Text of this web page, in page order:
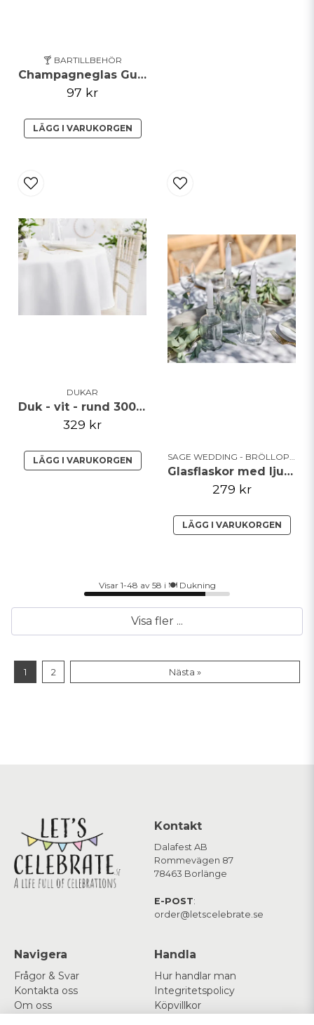
🍸 BARTILLBEHÖR
Champagneglas Guld
97 kr
LÄGG I VARUKORGEN
DUKAR
Duk - vit - rund 300cm diameter
329 kr
LÄGG I VARUKORGEN
Glasflaskor med ljus - Sage Wedding
279 kr
LÄGG I VARUKORGEN
Visar 1-48 av 58 i 🍽️ Dukning
Visa fler ...
1 2 Nästa »
Kontakt
Dalafest AB
Rommevägen 87
78463 Borlänge
E-POST:
order@letscelebrate.se
Navigera
Frågor & Svar
Kontakta oss
Om oss
Handla
Hur handlar man
Integritetspolicy
Köpvillkor